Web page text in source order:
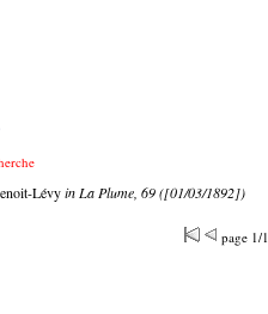
Lévyin La Plume, 69 ([01/03/1892])
page 1/1